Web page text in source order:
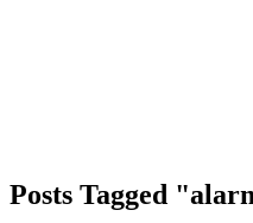
Posts Tagged